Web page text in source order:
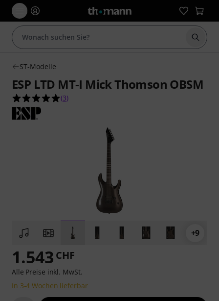
Suche
ST-Modelle
ESP LTD MT-I Mick Thomson OBSM
5.0 von 5 Sternen aus 3 Kundenbewertungen
(3)
+9
1.543 CHF
Alle Preise inkl. MwSt.
In 3-4 Wochen lieferbar